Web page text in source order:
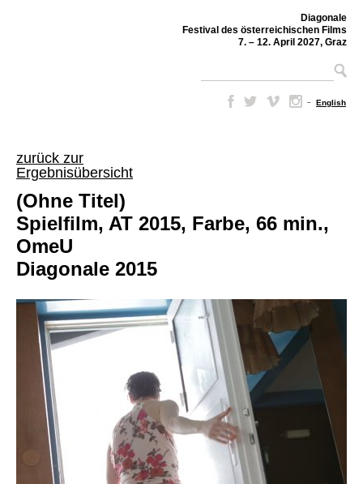
Diagonale
Festival des österreichischen Films
7. – 12. April 2027, Graz
– English
zurück zur
Ergebnisübersicht
(Ohne Titel)
Spielfilm, AT 2015, Farbe, 66 min.,
OmeU
Diagonale 2015